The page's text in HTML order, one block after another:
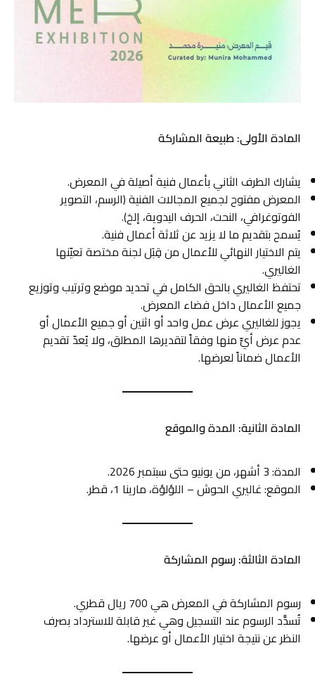
المادة الأولى: طبيعة المشاركة
يشارك الطرف الثاني بأعمال فنية أصيلة في المعرض.
المعرض مفتوح لجميع المجالات الفنية (الرسم، التصوير
الفوتوغرافي، النحت، الحرف اليدوية، إلخ).
يُسمح بتقديم ما لا يزيد عن ثلاثة أعمال فنية.
يتم الاختيار النهائي للأعمال من قِبَل لجنة مختصة تعيّنها
الغاليري.
تحتفظ الغاليري بالحق الكامل في تحديد موضع وترتيب وتوزيع
جميع الأعمال داخل فضاء المعرض.
يجوز للغاليري عرض عمل واحد أو اثنين أو جميع الأعمال أو
عدم عرض أيٍّ منها وفقاً لتقديرها المطلق، ولا يُعدّ تقديم
الأعمال ضماناً لعرضها.
المادة الثانية: المدة والموقع
المدة: 3 أشهر، من يونيو حتى سبتمبر 2026.
الموقع: غاليري الحوش – اللؤلؤة، مارينا 1، قطر.
المادة الثالثة: رسوم المشاركة
رسوم المشاركة في المعرض هي 700 ريال قطري.
تُسدَّد الرسوم عند التسجيل وهي غير قابلة للاسترداد بصرف
النظر عن نتيجة اختيار الأعمال أو عرضها.